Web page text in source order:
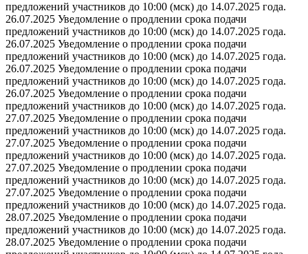
предложений участников до 10:00 (мск) до 14.07.2025 года.
26.07.2025 Уведомление о продлении срока подачи
предложений участников до 10:00 (мск) до 14.07.2025 года.
26.07.2025 Уведомление о продлении срока подачи
предложений участников до 10:00 (мск) до 14.07.2025 года.
26.07.2025 Уведомление о продлении срока подачи
предложений участников до 10:00 (мск) до 14.07.2025 года.
26.07.2025 Уведомление о продлении срока подачи
предложений участников до 10:00 (мск) до 14.07.2025 года.
27.07.2025 Уведомление о продлении срока подачи
предложений участников до 10:00 (мск) до 14.07.2025 года.
27.07.2025 Уведомление о продлении срока подачи
предложений участников до 10:00 (мск) до 14.07.2025 года.
27.07.2025 Уведомление о продлении срока подачи
предложений участников до 10:00 (мск) до 14.07.2025 года.
27.07.2025 Уведомление о продлении срока подачи
предложений участников до 10:00 (мск) до 14.07.2025 года.
28.07.2025 Уведомление о продлении срока подачи
предложений участников до 10:00 (мск) до 14.07.2025 года.
28.07.2025 Уведомление о продлении срока подачи